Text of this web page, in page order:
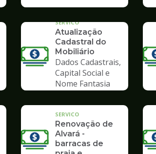
SERVICO
Atualização
Cadastral do
Mobiliário
Dados Cadastrais,
Capital Social e
Nome Fantasia
SERVICO
Renovação de
Alvará -
barracas de